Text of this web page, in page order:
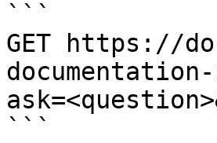
```
GET https://
```